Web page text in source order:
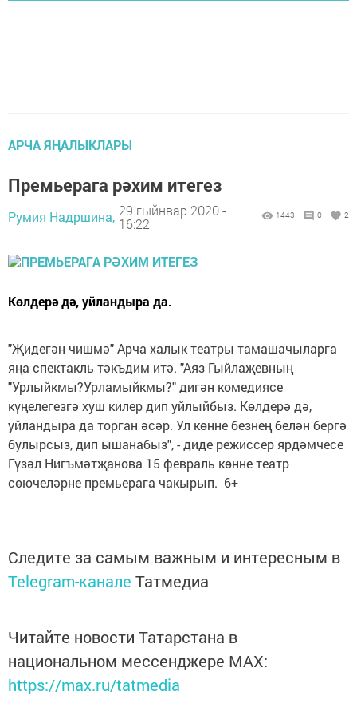
АРЧА ЯҢАЛЫКЛАРЫ
Премьерага рәхим итегез
Румия Надршина, 29 гыйнвар 2020 -
16:22
1443 0 2
Көлдерә дә, уйландыра да.
"Җидегән чишмә" Арча халык театры тамашачыларга
яңа спектакль тәкъдим итә. "Аяз Гыйлаҗевның
"Урлыйкмы?Урламыйкмы?" дигән комедиясе
күңелегезгә хуш килер дип уйлыйбыз. Көлдерә дә,
уйландыра да торган әсәр. Ул көнне безнең белән бергә
булырсыз, дип ышанабыз", - диде режиссер ярдәмчесе
Гүзәл Нигъмәтҗанова 15 февраль көнне театр
сөючеләрне премьерага чакырып. 6+
Следите за самым важным и интересным в
Telegram-канале Татмедиа
Читайте новости Татарстана в
национальном мессенджере MАХ:
https://max.ru/tatmedia